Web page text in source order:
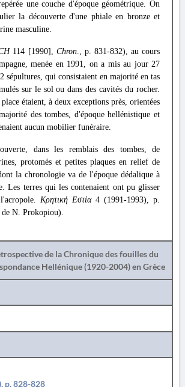
une couche d'époque géométrique. On
la découverte d'une phiale en bronze et
masculine.
114 [1990], Chron., p. 831-832), au cours
menée en 1991, on a mis au jour 27
sépultures, qui consistaient en majorité en tas
sur le sol ou dans des cavités du rocher.
étaient, à deux exceptions près, orientées
des tombes, d'époque hellénistique et
aucun mobilier funéraire.
dans les remblais des tombes, de
protomés et petites plaques en relief de
la chronologie va de l'époque dédalique à
Les terres qui les contenaient ont pu glisser
Κρητική Εστία4 (1991-1993), p.
N. Prokopiou).
de la Chronique des fouilles du
Hellénique (1920-2004) en Grèce
p. 828-828